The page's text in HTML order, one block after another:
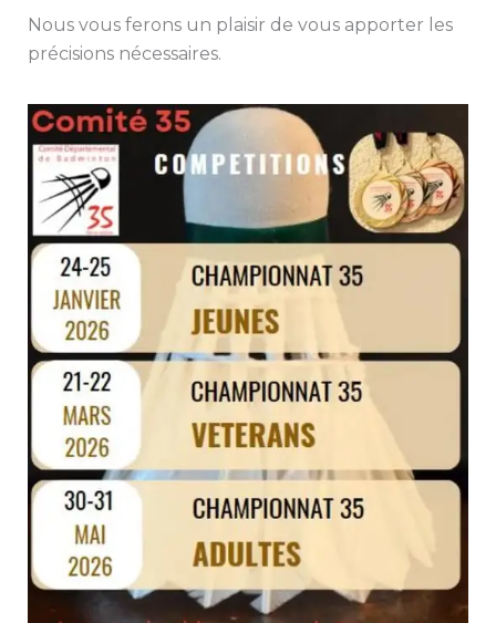
Nous vous ferons un plaisir de vous apporter les
précisions nécessaires.